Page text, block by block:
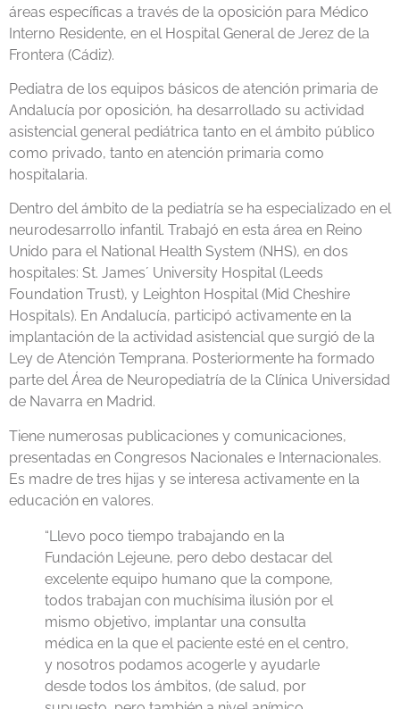
áreas específicas a través de la oposición para Médico
Interno Residente, en el Hospital General de Jerez de la
Frontera (Cádiz).
Pediatra de los equipos básicos de atención primaria de
Andalucía por oposición, ha desarrollado su actividad
asistencial general pediátrica tanto en el ámbito público
como privado, tanto en atención primaria como
hospitalaria.
Dentro del ámbito de la pediatría se ha especializado en el
neurodesarrollo infantil. Trabajó en esta área en Reino
Unido para el National Health System (NHS), en dos
hospitales: St. James´ University Hospital (Leeds
Foundation Trust), y Leighton Hospital (Mid Cheshire
Hospitals). En Andalucía, participó activamente en la
implantación de la actividad asistencial que surgió de la
Ley de Atención Temprana. Posteriormente ha formado
parte del Área de Neuropediatría de la Clínica Universidad
de Navarra en Madrid.
Tiene numerosas publicaciones y comunicaciones,
presentadas en Congresos Nacionales e Internacionales.
Es madre de tres hijas y se interesa activamente en la
educación en valores.
“Llevo poco tiempo trabajando en la
Fundación Lejeune, pero debo destacar del
excelente equipo humano que la compone,
todos trabajan con muchísima ilusión por el
mismo objetivo, implantar una consulta
médica en la que el paciente esté en el centro,
y nosotros podamos acogerle y ayudarle
desde todos los ámbitos, (de salud, por